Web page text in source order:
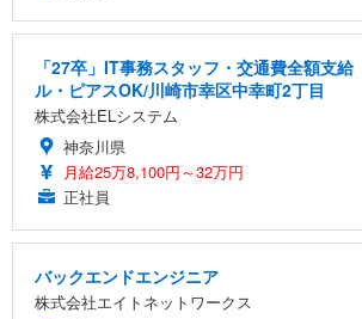
「27卒」IT事務スタッフ・交通費全額支給
ル・ピアスOK/川崎市幸区中幸町2丁目
株式会社ELシステム
神奈川県
月給25万8,100円～32万円
正社員
バックエンドエンジニア
株式会社エイトネットワークス